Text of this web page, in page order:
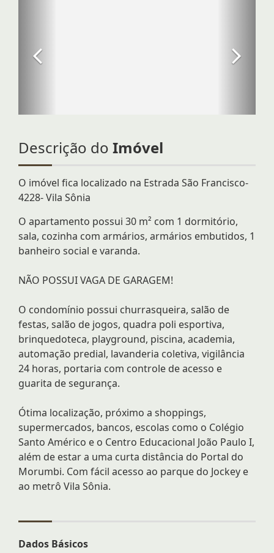
Descrição do Imóvel
O imóvel fica localizado na Estrada São Francisco-
4228- Vila Sônia
O apartamento possui 30 m² com 1 dormitório,
sala, cozinha com armários, armários embutidos, 1
banheiro social e varanda.
NÃO POSSUI VAGA DE GARAGEM!
O condomínio possui churrasqueira, salão de
festas, salão de jogos, quadra poli esportiva,
brinquedoteca, playground, piscina, academia,
automação predial, lavanderia coletiva, vigilância
24 horas, portaria com controle de acesso e
guarita de segurança.
Ótima localização, próximo a shoppings,
supermercados, bancos, escolas como o Colégio
Santo Américo e o Centro Educacional João Paulo I,
além de estar a uma curta distância do Portal do
Morumbi. Com fácil acesso ao parque do Jockey e
ao metrô Vila Sônia.
Dados Básicos